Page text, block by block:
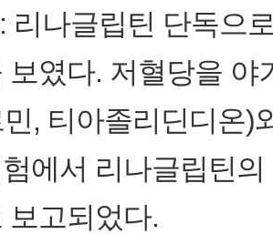
리나글립틴 단독으
보였다. 저혈당을
, 티아졸리딘디온)
에서 리나글립틴
보고되었다.